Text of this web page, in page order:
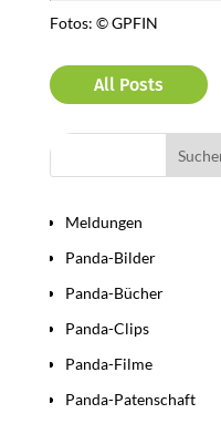
Fotos: © GPFIN
All Posts
Meldungen
Panda-Bilder
Panda-Bücher
Panda-Clips
Panda-Filme
Panda-Patenschaft